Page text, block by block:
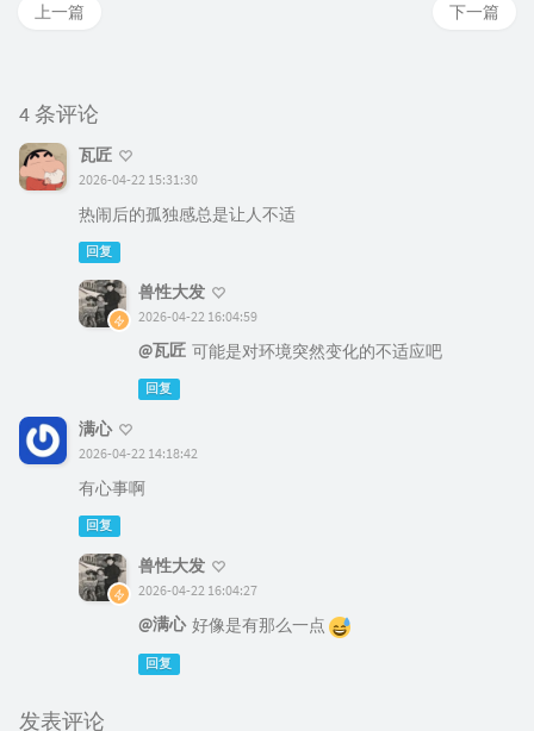
下一篇
上一篇
4 条评论
瓦匠
2026-04-22 15:31:30
热闹后的孤独感总是让人不适
回复
兽性大发
2026-04-22 16:04:59
@瓦匠 可能是对环境突然变化的不适应吧
回复
满心
2026-04-22 14:18:42
有心事啊
回复
兽性大发
2026-04-22 16:04:27
@满心 好像是有那么一点
回复
发表评论